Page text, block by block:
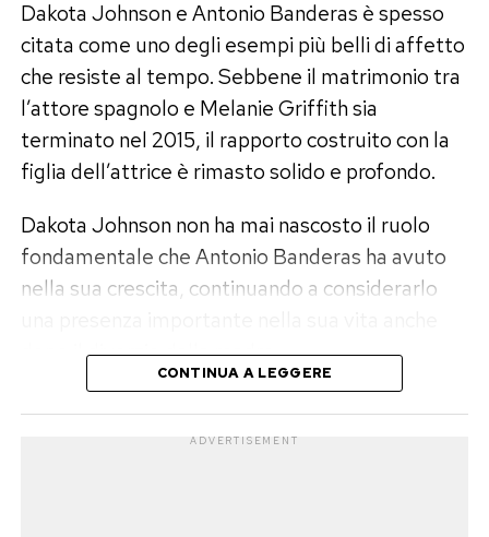
tratta, però, di un’interpretazione dei social e
non di una dichiarazione esplicita del diretto
interessato.
Giovanni aspetta il falò
Nel frattempo, all’interno del villaggio,
Giovanni Grazioso
ha chiesto per la terza volta
il falò di confronto anticipato con Sabrina,
manifestando l’intenzione di mettere fine alla
deciderà ancora una volta di rinviarlo, lasciando
questa edizione diTemptation Island
Dakota Johnson e Antonio Banderas è spesso
citata come uno degli esempi più belli di affetto
che resiste al tempo. Sebbene il matrimonio tra
l’attore spagnolo e Melanie Griffith sia
terminato nel 2015, il rapporto costruito con la
figlia dell’attrice è rimasto solido e profondo.
Dakota Johnson non ha mai nascosto il ruolo
fondamentale che Antonio Banderas ha avuto
nella sua crescita, continuando a considerarlo
dopo il divorzio dalla madre.
Un rapporto nato quando Dakota
CONTINUA A LEGGERE
ADVERTISEMENT